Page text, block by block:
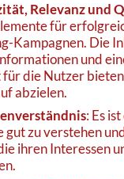
Relevanz und
für
Kampagnen. Die
und
die Nutzer
abzielen.
: Es
gut zu verstehen
ihren Interessen